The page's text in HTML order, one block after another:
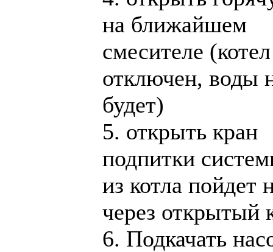
на ближайшем
смесителе (котел
отключен, воды
будет)
5. открыть кран
подпитки
из котла пойдет
через открытый
6. Подкачать